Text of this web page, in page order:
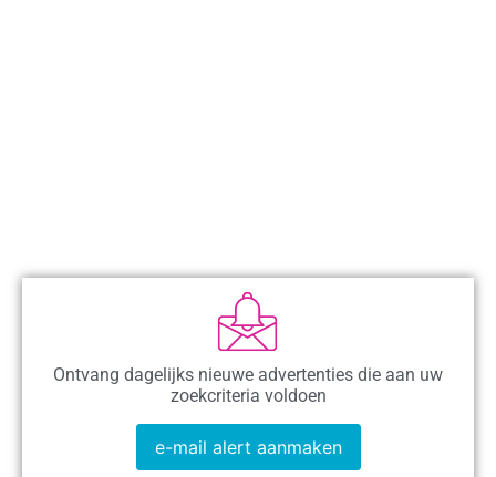
Ontvang dagelijks nieuwe advertenties die aan uw
zoekcriteria voldoen
e-mail alert aanmaken